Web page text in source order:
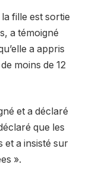
fille est sortie
a témoigné
a appris
moins de 12
et a déclaré
que les
et a insisté sur
».